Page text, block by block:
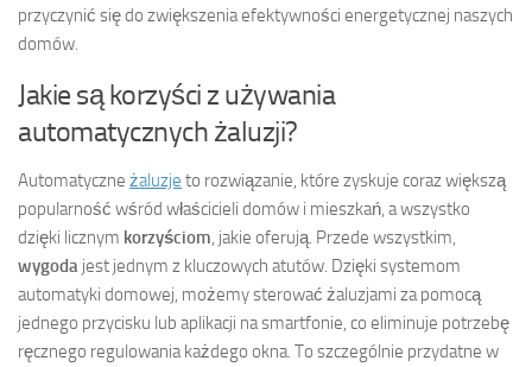
przyczynić się do zwiększenia efektywności energetycznej naszych
domów.
Jakie są korzyści z używania
automatycznych żaluzji?
Automatyczne żaluzje to rozwiązanie, które zyskuje coraz większą
popularność wśród właścicieli domów i mieszkań, a wszystko
dzięki licznym korzyściom, jakie oferują. Przede wszystkim,
wygoda jest jednym z kluczowych atutów. Dzięki systemom
automatyki domowej, możemy sterować żaluzjami za pomocą
jednego przycisku lub aplikacji na smartfonie, co eliminuje potrzebę
ręcznego regulowania każdego okna. To szczególnie przydatne w